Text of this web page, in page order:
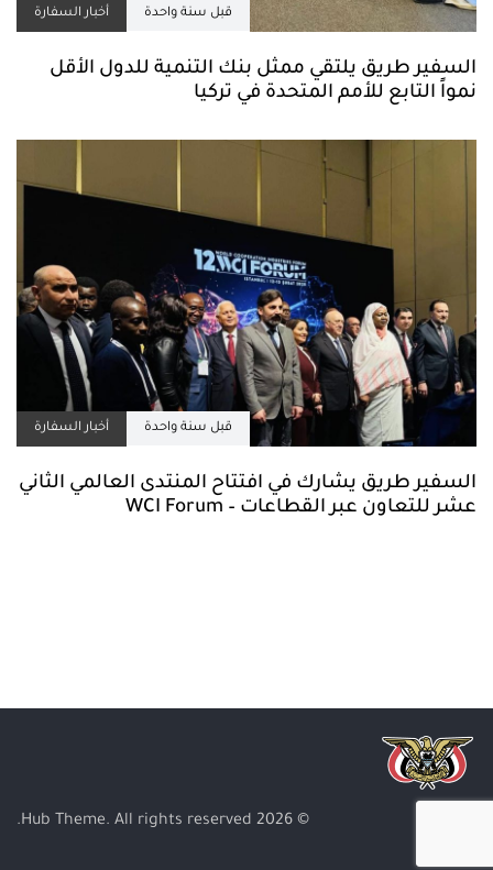
قبل سنة واحدة أخبار السفارة
السفير طريق يلتقي ممثل بنك التنمية للدول الأقل
نمواً التابع للأمم المتحدة في تركيا
قبل سنة واحدة أخبار السفارة
السفير طريق يشارك في افتتاح المنتدى العالمي الثاني
عشر للتعاون عبر القطاعات – WCI Forum
© 2026 Hub Theme. All rights reserved.